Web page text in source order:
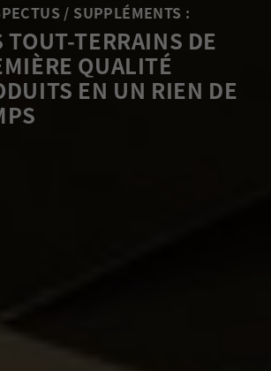
/ SUPPLÉMENTS :
TOUT-TERRAINS DE
QUALITÉ
EN UN RIEN DE